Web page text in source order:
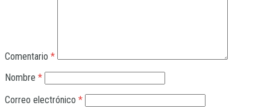
Comentario *
Nombre *
Correo electrónico *